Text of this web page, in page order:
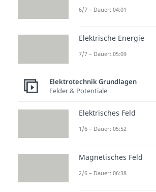
Die elektrische
eine
Ladungsmenge ein
Kondensator bei
Spannung
6/7 – Dauer: 04:01
Elektrische Energie
7/7 – Dauer: 05:09
Elektrotechnik Grundlagen
Felder & Potentiale
Elektrisches Feld
1/6 – Dauer: 05:52
Magnetisches Feld
2/6 – Dauer: 06:38